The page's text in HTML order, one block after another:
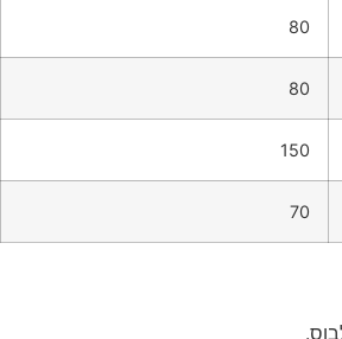
80
80
150
70